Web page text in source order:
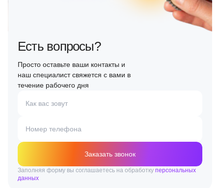
Есть вопросы?
Просто оставьте ваши контакты и
наш специалист свяжется с вами в
течение рабочего дня
Как вас зовут
Номер телефона
Заказать звонок
Заполняя форму вы соглашаетесь на обработку персональных
данных